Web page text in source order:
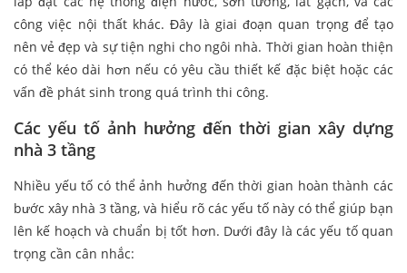
công việc nội thất khác. Đây là giai đoạn quan trọng để tạo
nên vẻ đẹp và sự tiện nghi cho ngôi nhà. Thời gian hoàn thiện
có thể kéo dài hơn nếu có yêu cầu thiết kế đặc biệt hoặc các
vấn đề phát sinh trong quá trình thi công.
Các yếu tố ảnh hưởng đến thời gian xây dựng
nhà 3 tầng
Nhiều yếu tố có thể ảnh hưởng đến thời gian hoàn thành các
bước xây nhà 3 tầng, và hiểu rõ các yếu tố này có thể giúp bạn
lên kế hoạch và chuẩn bị tốt hơn. Dưới đây là các yếu tố quan
trọng cần cân nhắc: